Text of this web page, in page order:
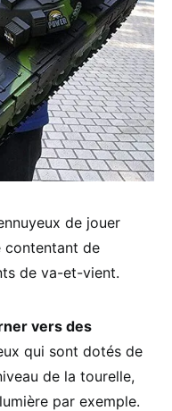
de jouer
contentant de
de va-et-vient.
vers des
qui sont dotés de
de la tourelle,
par exemple.